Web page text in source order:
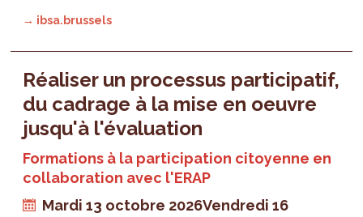
→ ibsa.brussels
Réaliser un processus participatif,
du cadrage à la mise en oeuvre
jusqu'à l'évaluation
Formations à la participation citoyenne en
collaboration avec l'ERAP
Mardi 13 octobre 2026Vendredi 16